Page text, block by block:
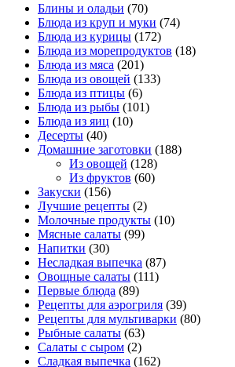
Блины и оладьи (70)
Блюда из круп и муки (74)
Блюда из курицы (172)
Блюда из морепродуктов (18)
Блюда из мяса (201)
Блюда из овощей (133)
Блюда из птицы (6)
Блюда из рыбы (101)
Блюда из яиц (10)
Десерты (40)
Домашние заготовки (188)
Из овощей (128)
Из фруктов (60)
Закуски (156)
Лучшие рецепты (2)
Молочные продукты (10)
Мясные салаты (99)
Напитки (30)
Несладкая выпечка (87)
Овощные салаты (111)
Первые блюда (89)
Рецепты для аэрогриля (39)
Рецепты для мультиварки (80)
Рыбные салаты (63)
Салаты с сыром (2)
Сладкая выпечка (162)